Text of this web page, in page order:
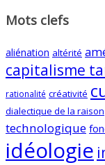
Mots clefs
aliénation altérité
capitalisme
rationalité créativité
dialectique de la raison
technologique
idéologie